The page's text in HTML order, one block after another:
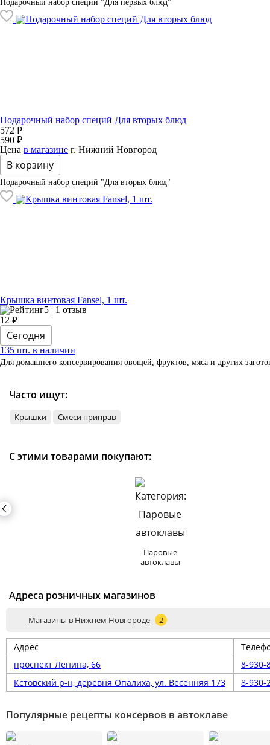
Подарочный набор специй "Для первых блюд"
Подарочный набор специй Для вторых блюд
572 ₽
590 ₽
Цена в магазине г. Нижний Новгород
В корзину
Подарочный набор специй "Для вторых блюд"
Крышка винтовая Fansel, 1 шт.
5 | 1 отзыв
12 ₽
Сегодня
135 шт. в наличии
Для домашнего консервирования овощей, фруктов, мяса и других
Часто ищут:
Крышки Смеси приправ
С этими товарами покупают:
Паровые
автоклавы
Адреса розничных магазинов
Магазины в Нижнем Новгороде 2
Адрес
проспект Ленина, 66
8-930-
Кстовский р-н, деревня Опалиха, ул. Весенняя 173
8-930-
Популярные рецепты консервов в автоклаве